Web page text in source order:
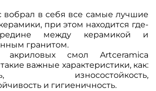
вобрал в себя все самые лучшие
при этом находится где-
между керамикой и
гранитом.
смол Artceramica
важные характеристики, как:
износостойкость,
и гигиеничность.